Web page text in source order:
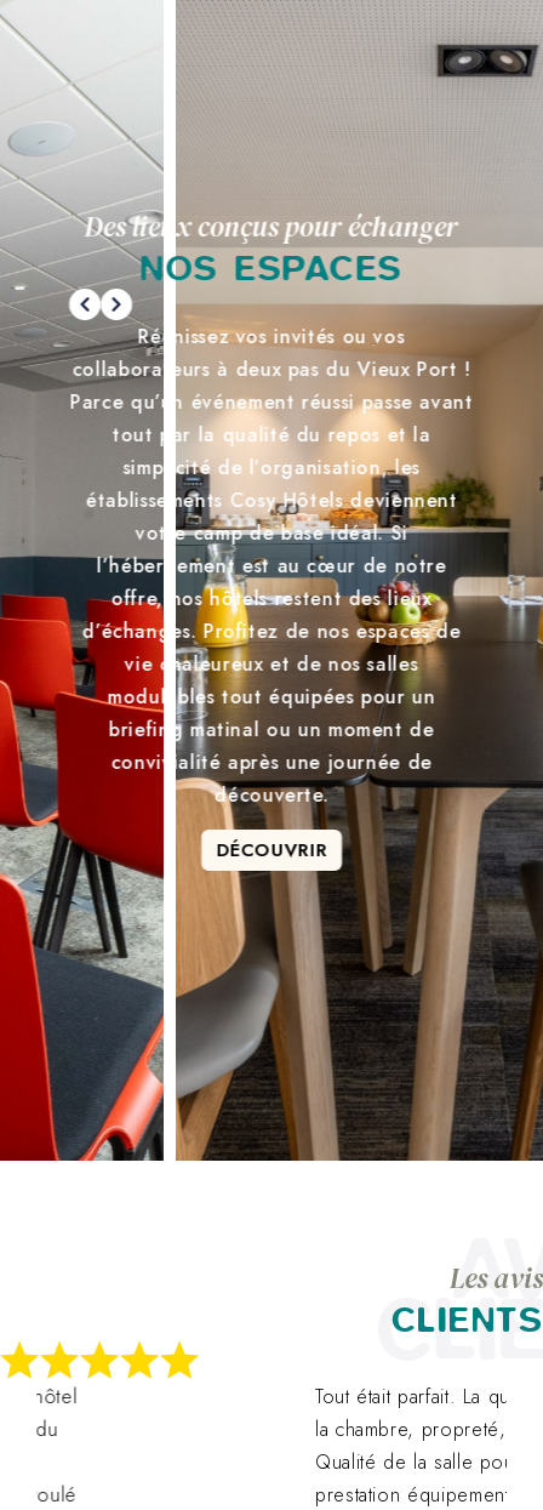
Des lieux conçus pour échanger
NOS ESPACES
Réunissez vos invités ou vos
collaborateurs à deux pas du Vieux Port !
Parce qu’un événement réussi passe avant
tout par la qualité du repos et la
simplicité de l’organisation, les
établissements Cosy Hôtels deviennent
votre camp de base idéal. Si
l’hébergement est au cœur de notre
offre, nos hôtels restent des lieux
d’échanges. Profitez de nos espaces de
vie chaleureux et de nos salles
modulables tout équipées pour un
briefing matinal ou un moment de
convivialité après une journée de
découverte.
DÉCOUVRIR
Les avis
CLIENTS
Tout était parfait. La qualité de
la chambre, propreté, literie.
Qualité de la salle pour la
prestation équipement ainsi